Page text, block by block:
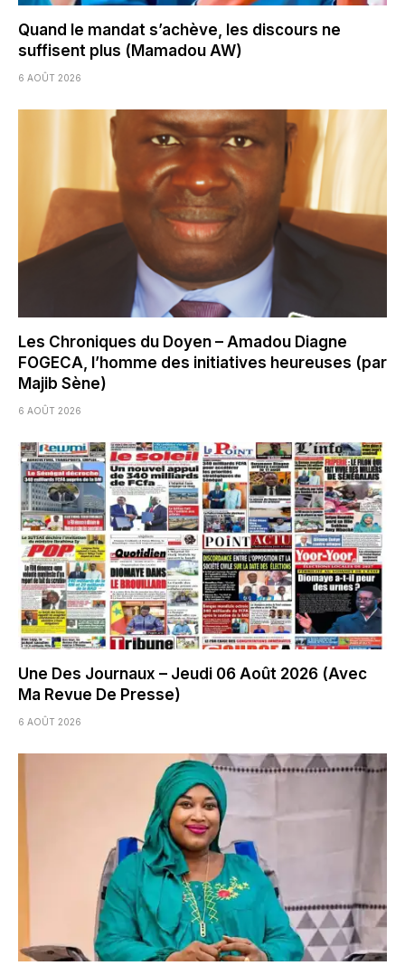
Quand le mandat s’achève, les discours ne
suffisent plus (Mamadou AW)
6 AOÛT 2026
Les Chroniques du Doyen – Amadou Diagne
FOGECA, l’homme des initiatives heureuses (par
Majib Sène)
6 AOÛT 2026
Une Des Journaux – Jeudi 06 Août 2026 (Avec
Ma Revue De Presse)
6 AOÛT 2026